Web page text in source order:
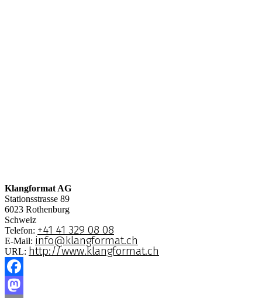
Klangformat AG
Stationsstrasse 89
6023 Rothenburg
Schweiz
Telefon: +41 41 329 08 08
E-Mail: info@klangformat.ch
URL: http://www.klangformat.ch
Facebook